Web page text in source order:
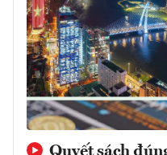
Quyết sách